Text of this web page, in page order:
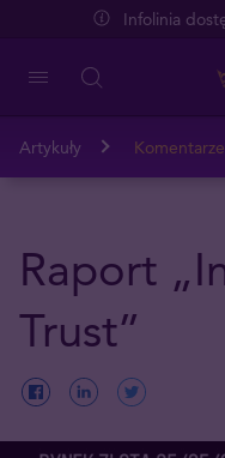
Infolinia
Artykuły
Raport
Trust”